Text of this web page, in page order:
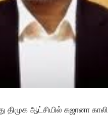
திமுக ஆட்சியில் கஜானா காலி